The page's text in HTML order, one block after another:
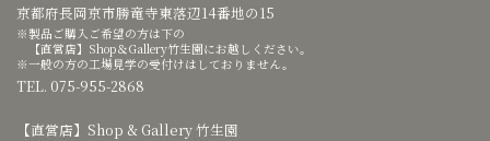
京都府長岡京市勝竜寺東落辺14番地の15
製品ご購入ご希望の方は下の
【直営店】Shop＆Gallery竹生園にお越しください。
一般の方の工場見学の受付けはしておりません。
TEL. 075-955-2868
【直営店】 Shop & Gallery 竹生園